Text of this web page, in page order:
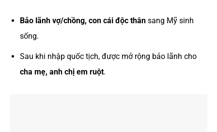
Bảo lãnh vợ/chồng, con cái độc thânsang Mỹ sinh
sống.
Sau khi nhập quốc tịch, được mở rộng bảo lãnh cho
cha mẹ, anh chị em ruột.